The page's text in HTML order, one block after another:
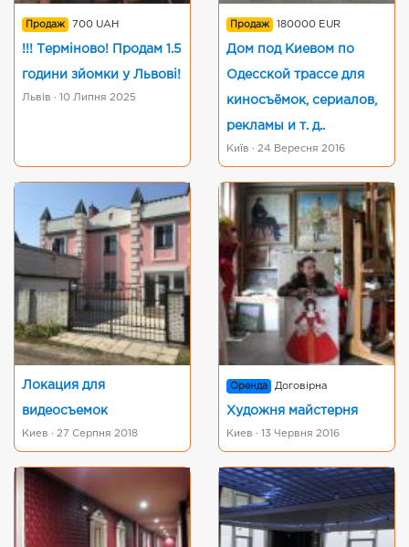
Продаж 700 UAH
!!! Терміново! Продам 1.5
години зйомки у Львові!
Львів · 10 Липня 2025
Продаж 180000 EUR
Дом под Киевом по
Одесской трассе для
киносъёмок, сериалов,
рекламы и т. д..
Київ · 24 Вересня 2016
Локация для
видеосъемок
Киев · 27 Серпня 2018
Оренда Договірна
Художня майстерня
Киев · 13 Червня 2016